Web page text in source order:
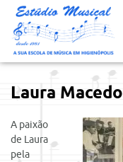
Laura Macedo
A paixão
de Laura
pela